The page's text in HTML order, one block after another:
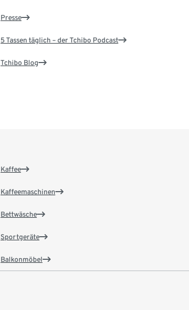
Presse
5 Tassen täglich – der Tchibo Podcast
Tchibo Blog
Kaffee
Kaffeemaschinen
Bettwäsche
Sportgeräte
Balkonmöbel